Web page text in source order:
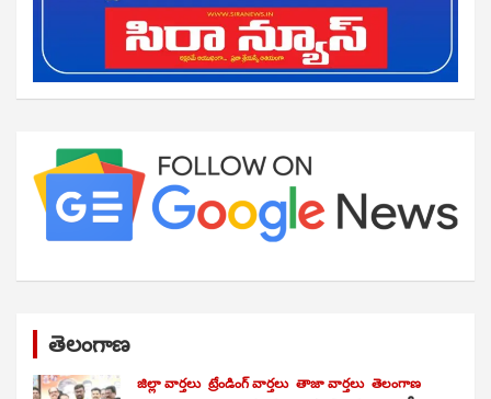
తెలంగాణ
జిల్లా వార్తలు ట్రేండింగ్ వార్తలు తాజా వార్తలు తెలంగాణ